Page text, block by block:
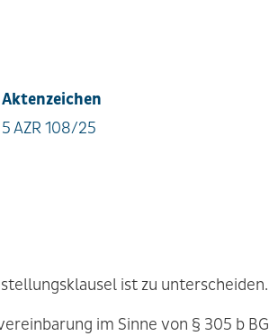
Aktenzeichen
5 AZR 108/25
ist zu unterscheiden.
im Sinne von § 305 b